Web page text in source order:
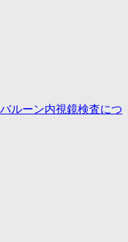
ルーン内視鏡検査につ